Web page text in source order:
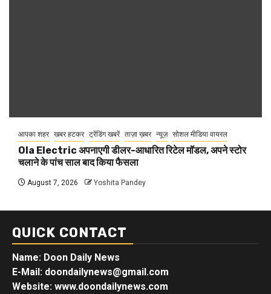
आपका शहर खबर हटकर ट्रेंडिंग खबरें ताज़ा ख़बर न्यूज़ सोशल मीडिया वायरल
Ola Electric अपनाएगी डीलर-आधारित रिटेल मॉडल, अपने स्टोर
चलाने के पांच साल बाद किया फैसला
August 7, 2026 Yoshita Pandey
QUICK CONTACT
Name: Doon Daily News
E-Mail: doondailynews@gmail.com
Website: www.doondailynews.com